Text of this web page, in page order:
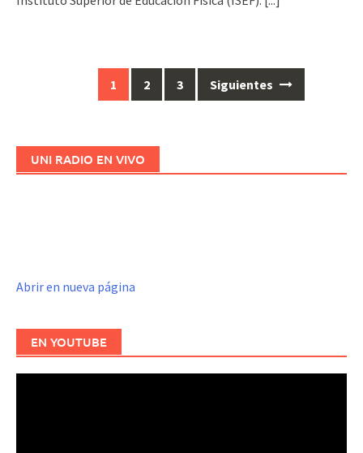
entradas
1 2 3 Siguientes
UNI RADIO EN VIVO
Abrir en nueva página
EN YOUTUBE